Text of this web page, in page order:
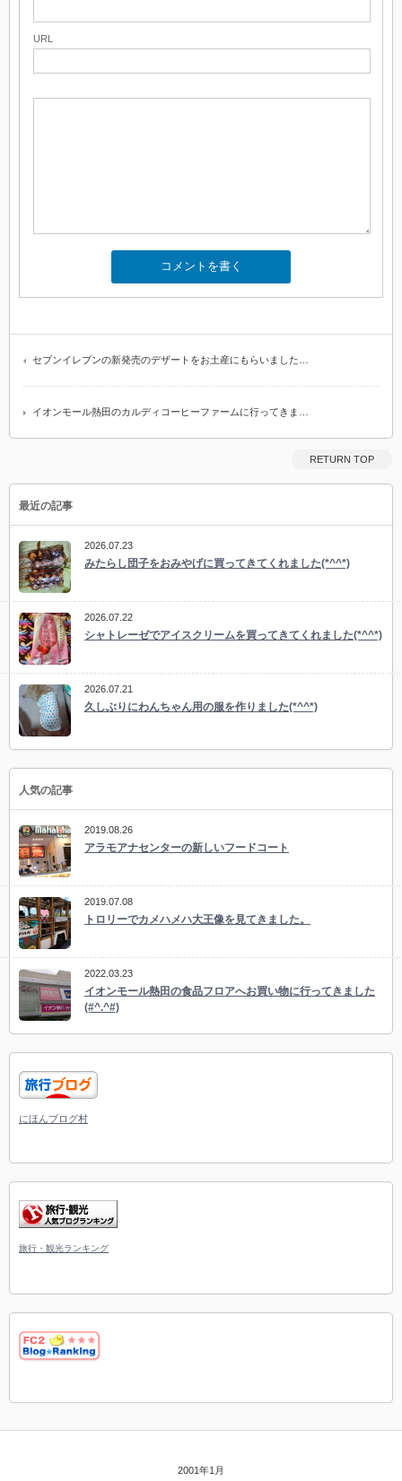
URL
セブンイレブンの新発売のデザートをお土産にもらいました…
イオンモール熱田のカルディコーヒーファームに行ってきま…
RETURN TOP
最近の記事
2026.07.23
みたらし団子をおみやげに買ってきてくれました(*^^*)
2026.07.22
シャトレーゼでアイスクリームを買ってきてくれました(*^^*)
2026.07.21
久しぶりにわんちゃん用の服を作りました(*^^*)
人気の記事
2019.08.26
アラモアナセンターの新しいフードコート
2019.07.08
トロリーでカメハメハ大王像を見てきました。
2022.03.23
イオンモール熱田の食品フロアへお買い物に行ってきました
(#^.^#)
にほんブログ村
旅行・観光ランキング
2001年1月